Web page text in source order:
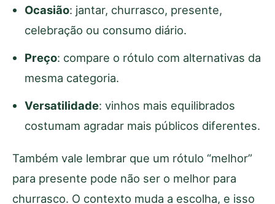
Ocasião: jantar, churrasco, presente,
celebração ou consumo diário.
Preço: compare o rótulo com alternativas da
mesma categoria.
Versatilidade: vinhos mais equilibrados
costumam agradar mais públicos diferentes.
Também vale lembrar que um rótulo “melhor”
para presente pode não ser o melhor para
churrasco. O contexto muda a escolha, e isso